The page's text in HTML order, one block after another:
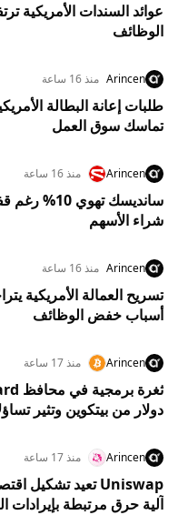
عوائد السندات الأمريكية
الوظائف
Arincen منذ 16 ساعة
طلبات إعانة البطالة
تماسك سوق العمل
Arincen منذ 16 ساعة
شراء الأسهم
Arincen منذ 16 ساعة
أسباب خفض الوظائف
Arincen منذ 17 ساعة
دولار من بيتكوين وتثير
Arincen منذ 17 ساعة
آلية حرق مرتبطة بإيرادات